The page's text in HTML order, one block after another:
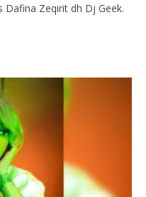
Dafina Zeqirit dh Dj Geek.